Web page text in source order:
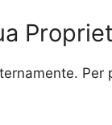
Per